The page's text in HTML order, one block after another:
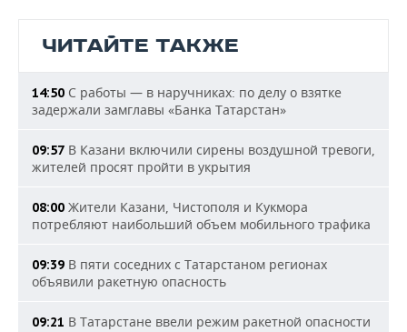
ЧИТАЙТЕ ТАКЖЕ
14:50 С работы — в наручниках: по делу о взятке
задержали замглавы «Банка Татарстан»
09:57 В Казани включили сирены воздушной тревоги,
жителей просят пройти в укрытия
08:00 Жители Казани, Чистополя и Кукмора
потребляют наибольший объем мобильного трафика
09:39 В пяти соседних с Татарстаном регионах
объявили ракетную опасность
09:21 В Татарстане ввели режим ракетной опасности